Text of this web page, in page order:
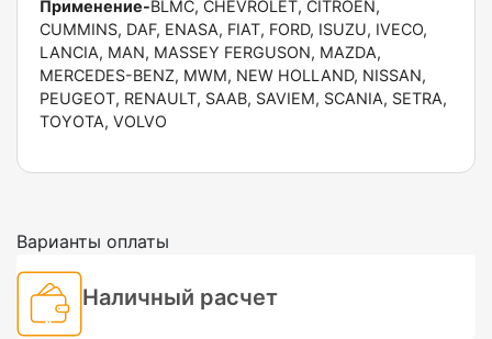
Применение-BLMC, CHEVROLET, CITROEN,
CUMMINS, DAF, ENASA, FIAT, FORD, ISUZU, IVECO,
LANCIA, MAN, MASSEY FERGUSON, MAZDA,
MERCEDES-BENZ, MWM, NEW HOLLAND, NISSAN,
PEUGEOT, RENAULT, SAAB, SAVIEM, SCANIA, SETRA,
TOYOTA, VOLVO
Варианты оплаты
Наличный расчет